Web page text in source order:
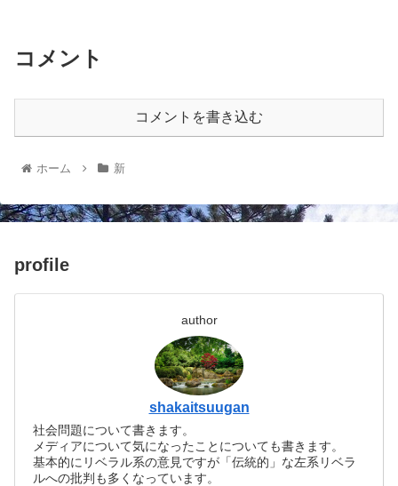
コメント
コメントを書き込む
ホーム 新
profile
author
shakaitsuugan
社会問題について書きます。
メディアについて気になったことについても書きます。
基本的にリベラル系の意見ですが「伝統的」な左系リベラ
ルへの批判も多くなっています。